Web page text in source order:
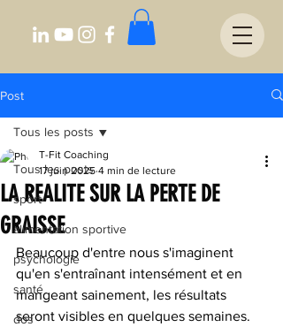
Post
Tous les posts
sport
alimentation sportive
psychologie
santé
dos
Tous les posts
LA REALITE SUR LA PERTE DE
GRAISSE
T-Fit Coaching
17 juin 2025 4 min de lecture
Beaucoup d'entre nous s'imaginent
qu'en s'entraînant intensément et en
mangeant sainement, les résultats
seront visibles en quelques semaines.